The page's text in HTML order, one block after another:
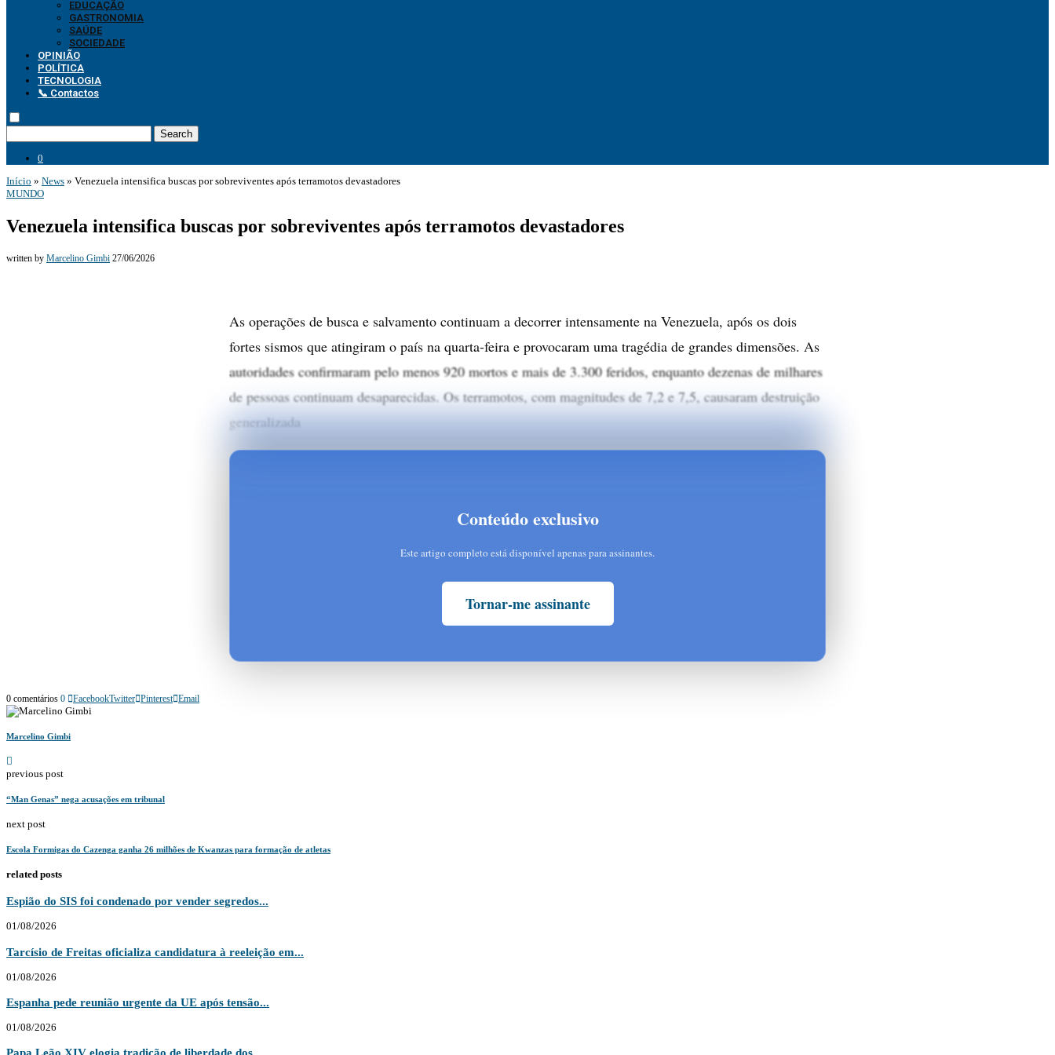
EDUCAÇÃO
GASTRONOMIA
SAÚDE
SOCIEDADE
OPINIÃO
POLÍTICA
TECNOLOGIA
📞 Contactos
Search
0
Início » News » Venezuela intensifica buscas por sobreviventes após terramotos devastadores
MUNDO
Venezuela intensifica buscas por sobreviventes após terramotos devastadores
written by Marcelino Gimbi 27/06/2026
As operações de busca e salvamento continuam a decorrer intensamente na Venezuela, após os dois
fortes sismos que atingiram o país na quarta-feira e provocaram uma tragédia de grandes dimensões. As
autoridades confirmaram pelo menos 920 mortos e mais de 3.300 feridos, enquanto dezenas de milhares
de pessoas continuam desaparecidas. Os terramotos, com magnitudes de 7,2 e 7,5, causaram destruição
generalizada
Conteúdo exclusivo
Este artigo completo está disponível apenas para assinantes.
Tornar-me assinante
0 comentários 0 FacebookTwitter Pinterest Email
Marcelino Gimbi
previous post
“Man Genas” nega acusações em tribunal
next post
Escola Formigas do Cazenga ganha 26 milhões de Kwanzas para formação de atletas
related posts
Espião do SIS foi condenado por vender segredos...
01/08/2026
Tarcísio de Freitas oficializa candidatura à reeleição em...
01/08/2026
Espanha pede reunião urgente da UE após tensão...
01/08/2026